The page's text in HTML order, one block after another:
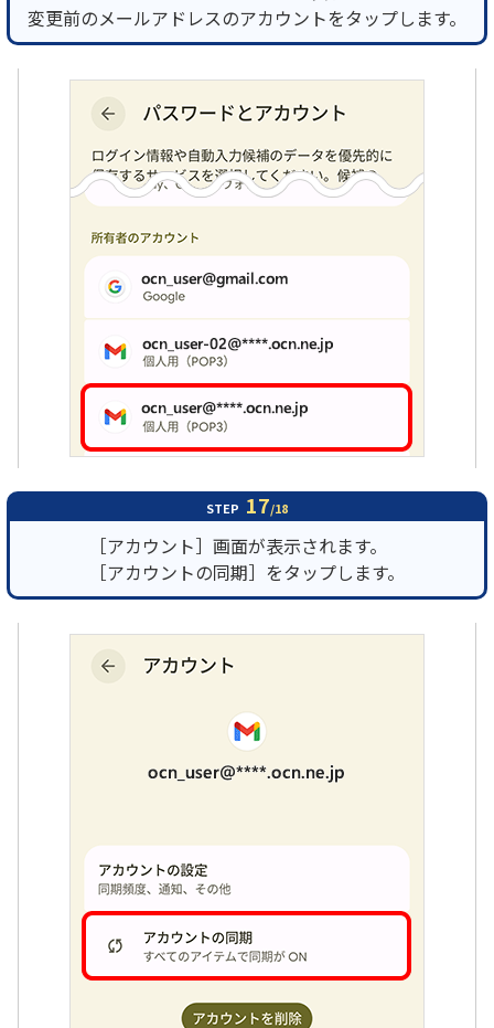
変更前のメールアドレスのアカウントをタップします。
STEP 17/18
［アカウント］画面が表示されます。
［アカウントの同期］をタップします。